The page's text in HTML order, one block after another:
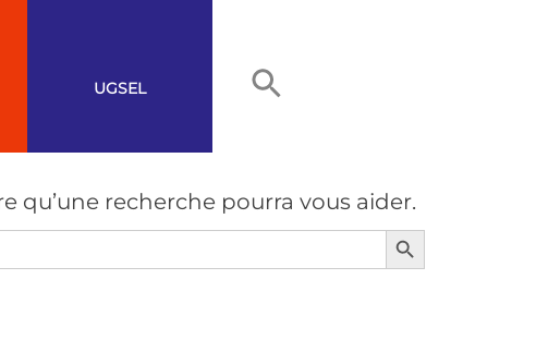
UGSEL
qu’une recherche pourra vous aider.
Search Button